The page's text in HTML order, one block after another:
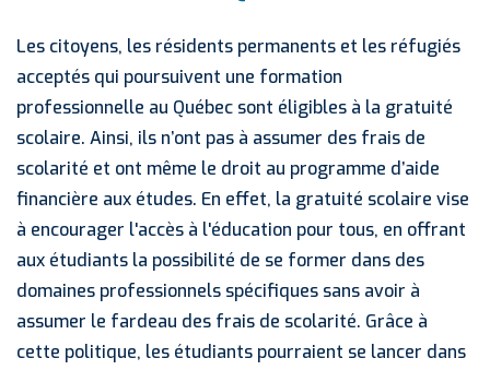
Les citoyens, les résidents permanents et les réfugiés
acceptés qui poursuivent une formation
professionnelle au Québec sont éligibles à la gratuité
scolaire. Ainsi, ils n’ont pas à assumer des frais de
scolarité et ont même le droit au programme d’aide
financière aux études. En effet, la gratuité scolaire vise
à encourager l'accès à l'éducation pour tous, en offrant
aux étudiants la possibilité de se former dans des
domaines professionnels spécifiques sans avoir à
assumer le fardeau des frais de scolarité. Grâce à
cette politique, les étudiants pourraient se lancer dans